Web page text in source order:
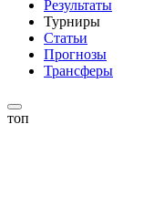
Результаты
Турниры
Статьи
Прогнозы
Трансферы
топ